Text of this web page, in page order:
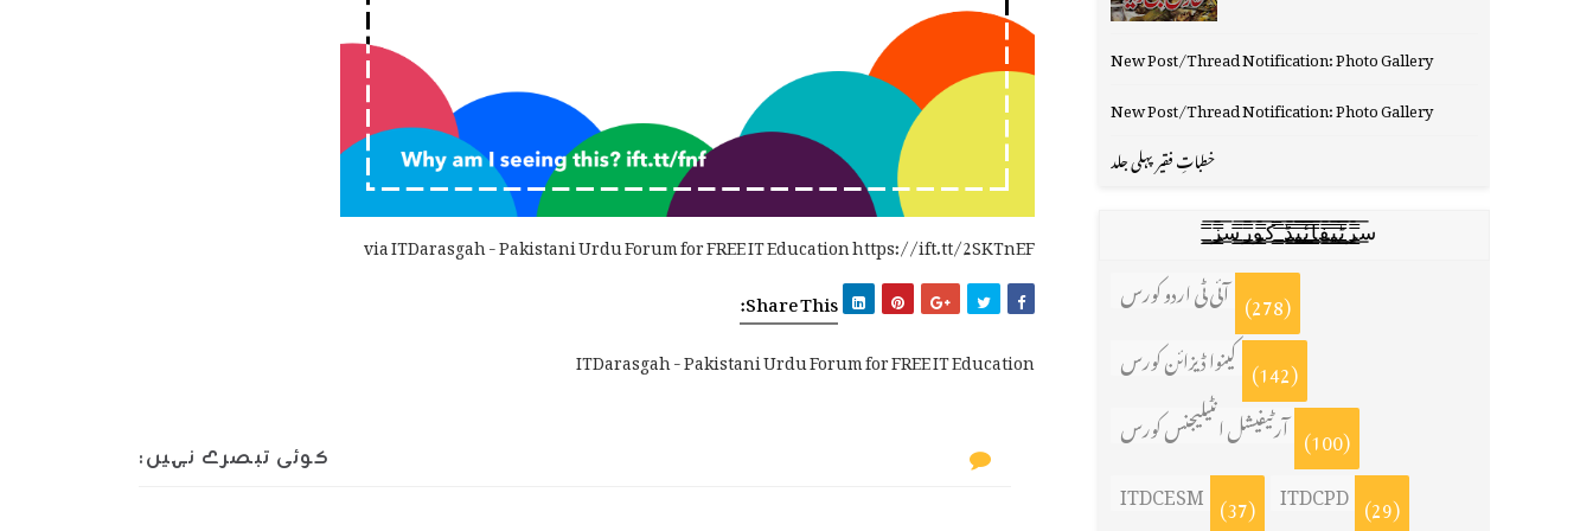
via ITDarasgah - Pakistani Urdu Forum for FREE IT Education https://ift.tt/2SKTnEF
Share This:
ITDarasgah - Pakistani Urdu Forum for FREE IT Education
کوئی تبصرے نہیں:
New Post/Thread Notification: Photo Gallery
New Post/Thread Notification: Photo Gallery
خطباتِ فقیر پہلی جلد
س̳̿͟͞ر̳̿͟͞ٹ̳̿͟͞ی̳̿͟͞ف̳̿͟͞ا̳̿͟͞ي̳̳̿ٔ̿͟͟͞͞ی̳̿͟͞ڈ̳̿͟͞ ̳̿͟͞ک̳̿͟͞و̳̿͟͞ر̳̿͟͞س̳̿͟͞ز̳̿͟͞
آئی ٹی اردو کورس (278)
کینوا ڈیزائن کورس (142)
آرٹیفیشل انٹیلیجنس کورس (100)
ITDCESM (37) ITDCPD (29)